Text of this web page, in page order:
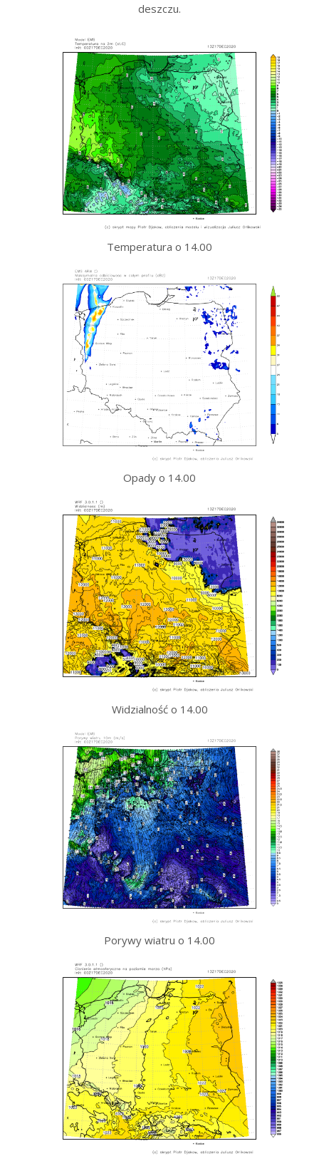
deszczu.
Temperatura o 14.00
Opady o 14.00
Widzialność o 14.00
Porywy wiatru o 14.00